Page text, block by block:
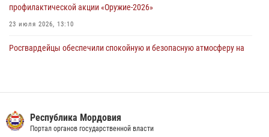
профилактической акции «Оружие‑2026»
23 июля 2026, 13:10
Росгвардейцы обеспечили спокойную и безопасную атмосферу на
обеспечили безопасность на футбольных мероприятиях: от
регионального турнира до Суперкубка России
Республика Мордовия
Портал органов государственной власти